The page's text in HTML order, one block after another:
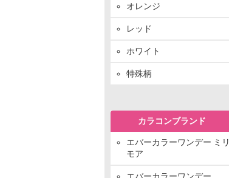
オレンジ
レッド
ホワイト
特殊柄
カラコンブランド
エバーカラーワンデー ミリ
モア
エバーカラーワンデー